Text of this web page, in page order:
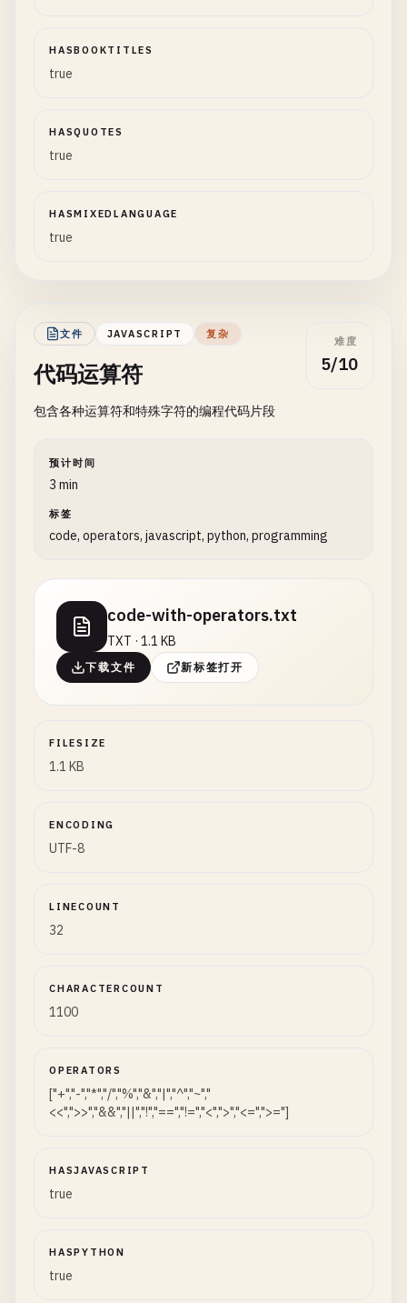
HASBOOKTITLES
true
HASQUOTES
true
HASMIXEDLANGUAGE
true
文件 JAVASCRIPT 复杂
代码运算符
包含各种运算符和特殊字符的编程代码片段
难度
5/10
预计时间
3 min
标签
code, operators, javascript, python, programming
code-with-operators.txt
TXT · 1.1 KB
下载文件 新标签打开
FILESIZE
1.1 KB
ENCODING
UTF-8
LINECOUNT
32
CHARACTERCOUNT
1100
OPERATORS
["+","-","*","/","%","&","|","^","~","
<<",">>","&&","||","!","==","!=","<",">","<=",">="]
HASJAVASCRIPT
true
HASPYTHON
true